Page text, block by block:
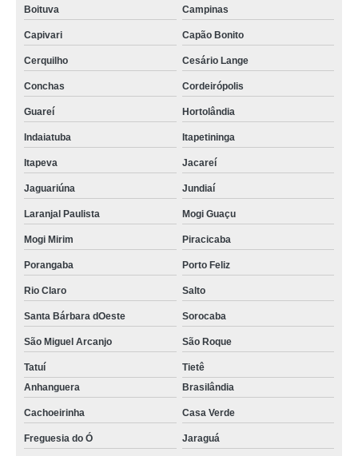
Boituva Campinas
Capivari Capão Bonito
Cerquilho Cesário Lange
Conchas Cordeirópolis
Guareí Hortolândia
Indaiatuba Itapetininga
Itapeva Jacareí
Jaguariúna Jundiaí
Laranjal Paulista Mogi Guaçu
Mogi Mirim Piracicaba
Porangaba Porto Feliz
Rio Claro Salto
Santa Bárbara dOeste Sorocaba
São Miguel Arcanjo São Roque
Tatuí
Tietê
Anhanguera
Brasilândia
Cachoeirinha Casa Verde
Freguesia do Ó Jaraguá